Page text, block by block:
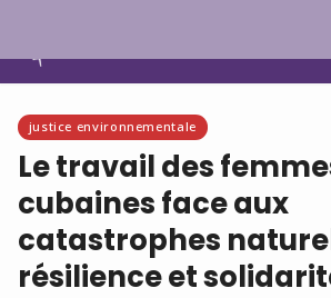
justice environnementale
Le travail des
cubaines face aux
catastrophes
résilience et